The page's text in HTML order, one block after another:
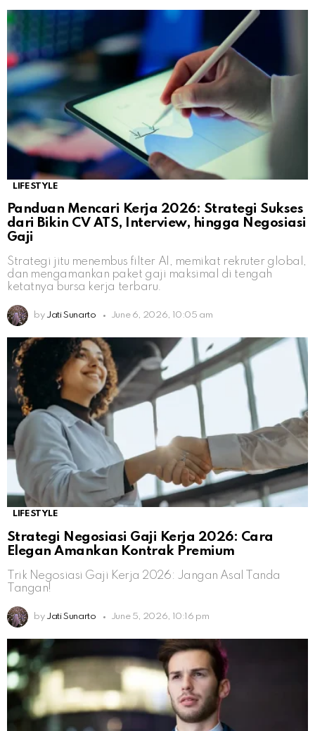
LIFESTYLE
Panduan Mencari Kerja 2026: Strategi Sukses
dari Bikin CV ATS, Interview, hingga Negosiasi
Gaji
Strategi jitu menembus filter AI, memikat rekruter global,
dan mengamankan paket gaji maksimal di tengah
ketatnya bursa kerja terbaru.
by Jati Sunarto June 6, 2026, 10:05 am
LIFESTYLE
Strategi Negosiasi Gaji Kerja 2026: Cara
Elegan Amankan Kontrak Premium
Trik Negosiasi Gaji Kerja 2026: Jangan Asal Tanda
Tangan!
by Jati Sunarto June 5, 2026, 10:16 pm